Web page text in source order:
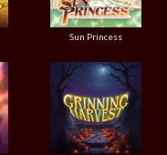
Sun Princess